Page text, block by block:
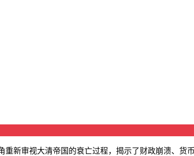
新审视大清帝国的衰亡过程，揭示了财政崩溃、货